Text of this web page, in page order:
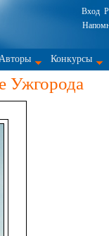
Вход
Конкурсы
Ужгорода